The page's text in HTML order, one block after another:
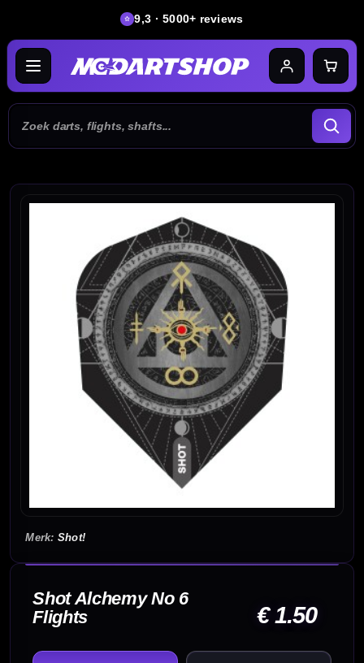
9,3 · 5000+ reviews
Shot!
Shot Alchemy No 6
Flights
€ 1.50